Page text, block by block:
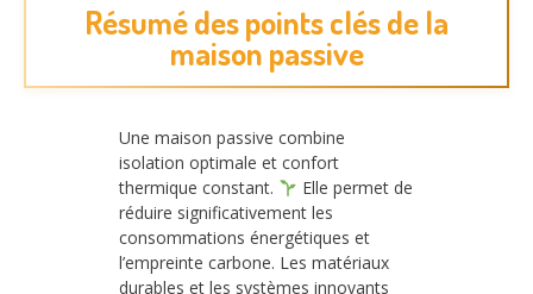
Résumé des points clés de la
maison passive
Une maison passive combine
isolation optimale et confort
thermique constant.
Elle permet de
réduire significativement les
consommations énergétiques et
l’empreinte carbone. Les matériaux
durables et les systèmes innovants